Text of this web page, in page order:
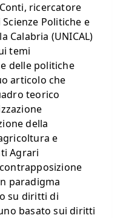
ricercatore
Politiche e
Calabria (UNICAL)
temi
delle politiche
articolo che
teorico
della
e
Agrari
paradigma
su diritti di
basato sui diritti